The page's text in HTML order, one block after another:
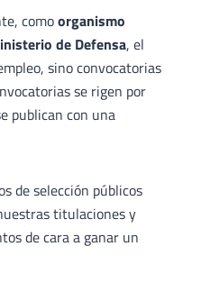
comoorganismo
de Defensa, el
sino convocatorias
se rigen por
publican con una
de selección públicos
titulaciones y
de cara a ganar un